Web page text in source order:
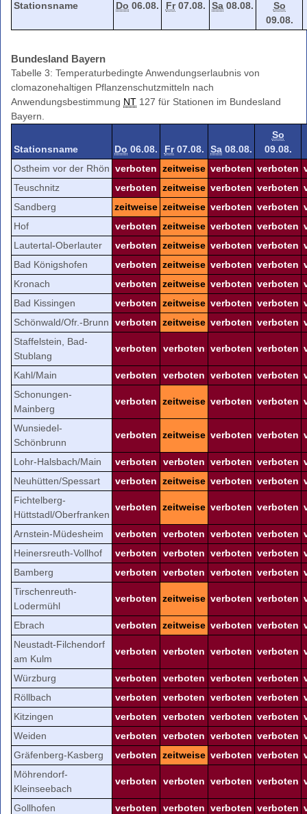
Stationsname Do 06.08. Fr07.08. Sa 08.08.
So
09.08.
Bundesland Bayern
Tabelle 3: Temperaturbedingte Anwendungserlaubnis von
clomazonehaltigen Pflanzenschutzmitteln nach
Anwendungsbestimmung NT 127 für Stationen im Bundesland
Bayern.
Stationsname Do 06.08. Fr07.08. Sa 08.08.
So
09.08.
Ostheim vor der Rhön verboten zeitweise verboten verboten
Teuschnitz
verboten zeitweise verboten verboten
Sandberg
zeitweise zeitweise verboten verboten
Hof
verboten zeitweise verboten verboten
Lautertal-Oberlauter
verboten zeitweise verboten verboten
Bad Königshofen
verboten zeitweise verboten verboten
Kronach
verboten zeitweise verboten verboten
Bad Kissingen
verboten zeitweise verboten verboten
Schönwald/Ofr.-Brunn
verboten zeitweise verboten verboten
Staffelstein, Bad-
Stublang
verboten verboten verboten verboten
Kahl/Main verboten verboten verboten verboten
Schonungen-
Mainberg
verboten zeitweise verboten verboten
Wunsiedel-
Schönbrunn
verboten zeitweise verboten verboten
Lohr-Halsbach/Main verboten verboten verboten verboten
Neuhütten/Spessart
verboten zeitweise verboten verboten
Fichtelberg-
Hüttstadl/Oberfranken
verboten zeitweise verboten verboten
Arnstein-Müdesheim verboten verboten verboten verboten
Heinersreuth-Vollhof
verboten verboten verboten verboten
Bamberg
verboten verboten verboten verboten
Tirschenreuth-
Lodermühl
verboten zeitweise verboten verboten
Ebrach verboten zeitweise verboten verboten
Neustadt-Filchendorf
am Kulm
verboten verboten verboten verboten
Würzburg verboten verboten verboten verboten
Röllbach
verboten verboten verboten verboten
Kitzingen
verboten verboten verboten verboten
Weiden
verboten verboten verboten verboten
Gräfenberg-Kasberg
verboten zeitweise verboten verboten
Möhrendorf-
Kleinseebach
verboten verboten verboten verboten
Gollhofen verboten verboten verboten verboten